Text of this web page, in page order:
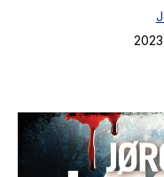
Fury Bound -
Elizabeth Strout
Hitster
2023